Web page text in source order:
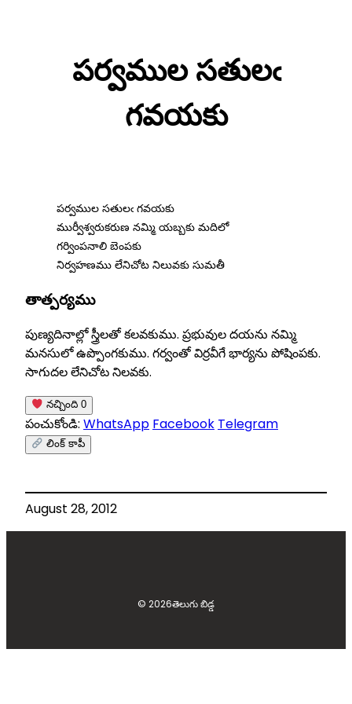
పర్వముల సతులఁ
గవయకు
పర్వముల సతులఁ గవయకు
ముర్వీశ్వరుకరుణ నమ్మి యబ్బకు మదిలో
గర్వింపనాలి బెంపకు
నిర్వహణము లేనిచోట నిలువకు సుమతీ
తాత్పర్యము
పుణ్యదినాల్లో స్త్రీలతో కలవకుము. ప్రభువుల దయను నమ్మి
మనసులో ఉప్పొంగకుము. గర్వంతో విర్రవీగే భార్యను పోషింపకు.
సాగుదల లేనిచోట నిలవకు.
నచ్చింది 0
పంచుకోండి: WhatsApp Facebook Telegram
లింక్ కాపీ
August 28, 2012
© 2026తెలుగు బిడ్డ